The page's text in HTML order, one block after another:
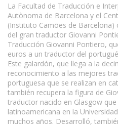
La Facultad de Traducción e
Autònoma de Barcelona y el
(Instituto Camões de
del gran traductor Giovanni
Traducción Giovanni Pontiero,
euros a un traductor del
Este galardón, que llega a la
reconocimiento a las mejores
portuguesa que se realizan en
también recupera la figura de
traductor nacido en Glasgow
latinoamericana en la
muchos años. Desarrolló,